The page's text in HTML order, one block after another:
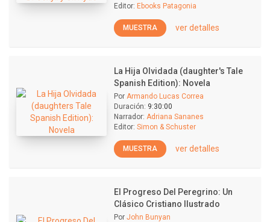
Editor: Ebooks Patagonia
MUESTRA ver detalles
La Hija Olvidada (daughter's Tale
Spanish Edition): Novela
Por Armando Lucas Correa
Duración: 9:30:00
Narrador: Adriana Sananes
Editor: Simon & Schuster
MUESTRA ver detalles
El Progreso Del Peregrino: Un
Clásico Cristiano Ilustrado
Por John Bunyan